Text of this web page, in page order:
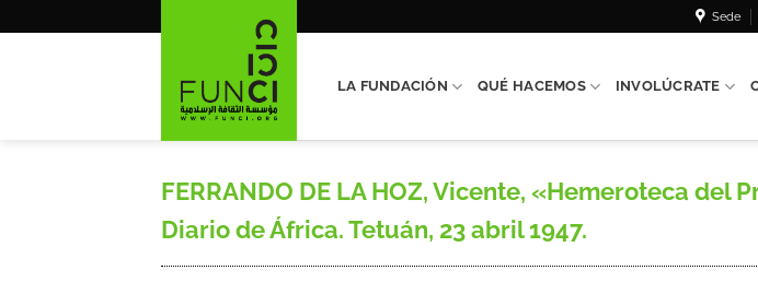
Sede
LA FUNDACIÓN QUÉ HACEMOS INVOLÚCRATE
FERRANDO DE LA HOZ, Vicente, «Hemeroteca del
Diario de África. Tetuán, 23 abril 1947.